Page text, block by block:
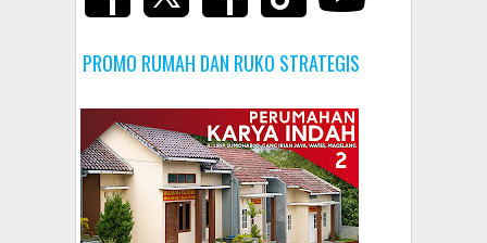
PROMO RUMAH DAN RUKO STRATEGIS